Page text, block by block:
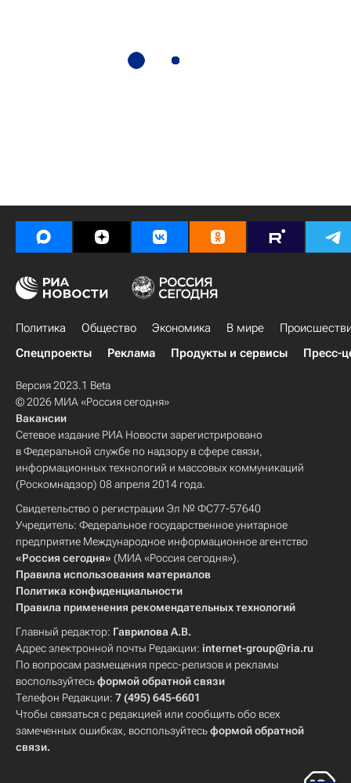
Политика Общество Экономика В мире
Спецпроекты
Реклама Продукты и сервисы Пресс-
Версия 2023.1 Beta
© 2026 МИА «Россия сегодня»
Вакансии
Сетевое издание РИА Новости зарегистрировано
в Федеральной службе по надзору в сфере связи,
информационных технологий и массовых коммуникаций
(Роскомнадзор) 08 апреля 2014 года.
Свидетельство о регистрации Эл № ФС77-57640
Учредитель: Федеральное государственное унитарное
предприятие Международное информационное агентство
«Россия сегодня» (МИА «Россия сегодня»).
Правила использования материалов
Политика конфиденциальности
Правила применения рекомендательных технологий
Главный редактор: Гаврилова А.В.
Адрес электронной почты Редакции: internet-group@ria.ru
По вопросам размещения пресс-релизов и рекламы
воспользуйтесьформой обратной связи
Телефон Редакции: 7 (495) 645-6601
Чтобы связаться с редакцией или сообщить обо всех
замеченных ошибках, воспользуйтесьформой обратной
связи.